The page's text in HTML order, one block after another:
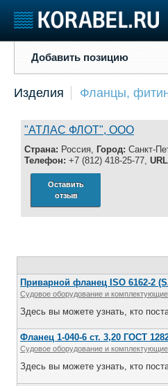
Судостроение
Пульс
Компании
Работа
Крюинг
Журнал
Реклама
Доска
Добавить позицию
Изделия Фланцы,
"АТЛАС ФЛОТ", ООО
Страна: Россия, Город: Санкт-
Телефон: +7 (812) 418-25-77,
Оставить
отзыв
Приварной фланец ISO 6162-2
Судовое оборудование и комплектующие
Здесь вы можете узнать, кто
Фланец 1-040-6 ст. 3,20 ГОСТ
Судовое оборудование и комплектующие
Здесь вы можете узнать, кто